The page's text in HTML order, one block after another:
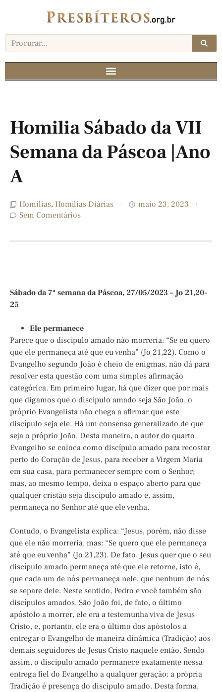
Homilia Sábado da VII
Semana da Páscoa |Ano
A
Homilias, Homílias Diárias
maio 23, 2023
Sem Comentários
Sábado da 7ª semana da Páscoa, 27/05/2023 – Jo 21,20-
25
Ele permanece
Parece que o discípulo amado não morreria: “Se eu quero
que ele permaneça até que eu venha” (Jo 21,22). Como o
Evangelho segundo João é cheio de enigmas, não dá para
resolver esta questão com uma simples afirmação
categórica. Em primeiro lugar, há que dizer que por mais
que digamos que o discípulo amado seja São João, o
próprio Evangelista não chega a afirmar que este
discípulo seja ele. Há um consenso generalizado de que
seja o próprio João. Desta maneira, o autor do quarto
Evangelho se coloca como discípulo amado para recostar
perto do Coração de Jesus, para receber a Virgem Maria
em sua casa, para permanecer sempre com o Senhor;
mas, ao mesmo tempo, deixa o espaço aberto para que
qualquer cristão seja discípulo amado e, assim,
permaneça no Senhor até que ele venha.
Contudo, o Evangelista explica: “Jesus, porém, não disse
que ele não morreria, mas: “Se quero que ele permaneça
até que eu venha” (Jo 21,23). De fato, Jesus quer que o seu
discípulo amado permaneça até que ele retorne, isto é,
que cada um de nós permaneça nele, que nenhum de nós
se separe dele. Neste sentido, Pedro e você também são
discípulos amados. São João foi, de fato, o último
apóstolo a morrer, ele era a testemunha viva de Jesus
Cristo, e, portanto, ele era o último dos apóstolos a
entregar o Evangelho de maneira dinâmica (Tradição) aos
demais seguidores de Jesus Cristo naquele então. Sendo
assim, o discípulo amado permanece exatamente nessa
entrega fiel do Evangelho a qualquer geração: a própria
Tradição é presença do discípulo amado. Desta forma,